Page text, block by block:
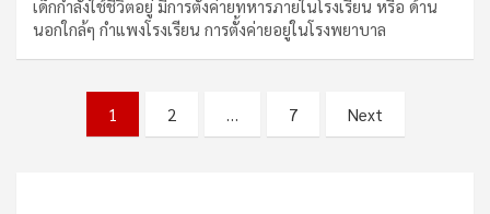
เด็กกำลังใช้ชีวิตอยู่ มีการตั้งค่ายทหารภายในโรงเรียน หรือ ด้าน
นอกใกล้ๆ กำแพงโรงเรียน การตั้งค่ายอยู่ในโรงพยาบาล
pagination
1 2 … 7 Next